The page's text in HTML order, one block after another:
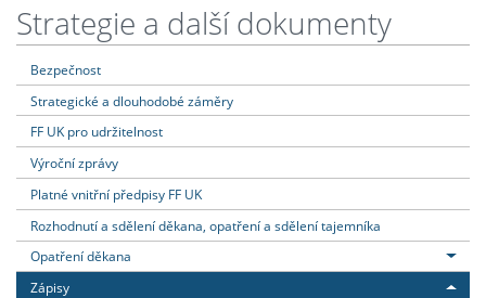
Strategie a další dokumenty
Bezpečnost
Strategické a dlouhodobé záměry
FF UK pro udržitelnost
Výroční zprávy
Platné vnitřní předpisy FF UK
Rozhodnutí a sdělení děkana, opatření a sdělení tajemníka
Opatření děkana
Zápisy